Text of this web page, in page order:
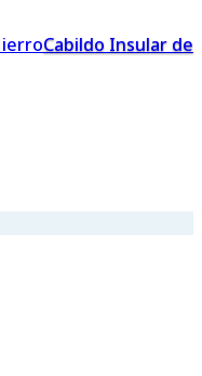
Cabildo Insular de